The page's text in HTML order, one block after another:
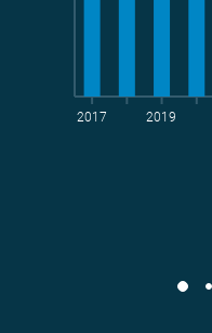
2017 2019